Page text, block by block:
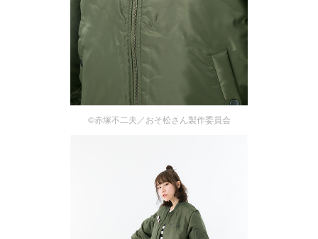
©赤塚不二夫／おそ松さん製作委員会